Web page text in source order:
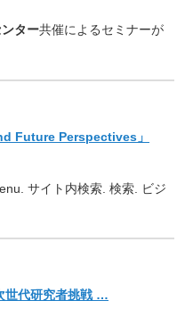
ター共催によるセミナーが
Future Perspectives」
サイト内検索. 検索. ビジ
世代研究者挑戦 …